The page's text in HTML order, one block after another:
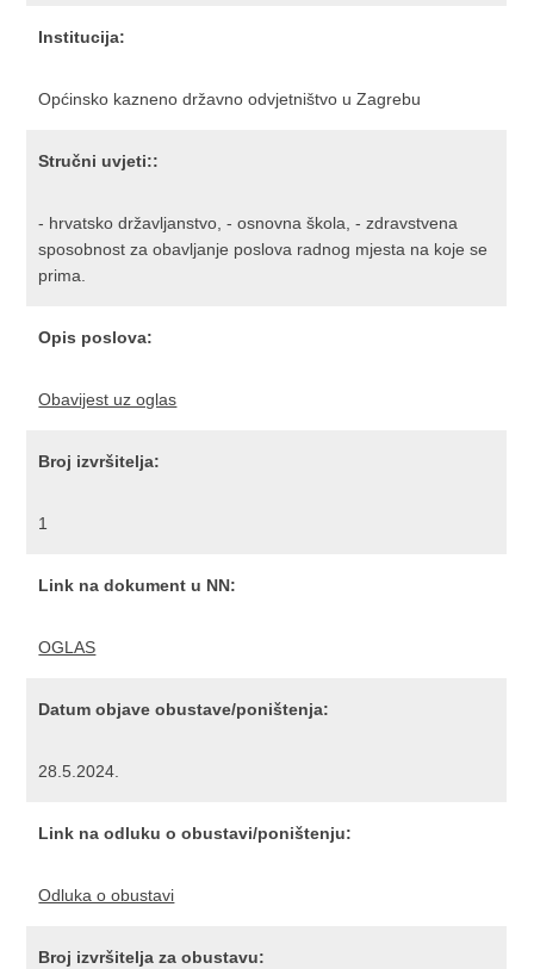
Institucija:
Općinsko kazneno državno odvjetništvo u Zagrebu
Stručni uvjeti::
- hrvatsko državljanstvo, - osnovna škola, - zdravstvena
sposobnost za obavljanje poslova radnog mjesta na koje se
prima.
Opis poslova:
Obavijest uz oglas
Broj izvršitelja:
1
Link na dokument u NN:
OGLAS
Datum objave obustave/poništenja:
28.5.2024.
Link na odluku o obustavi/poništenju:
Odluka o obustavi
Broj izvršitelja za obustavu: